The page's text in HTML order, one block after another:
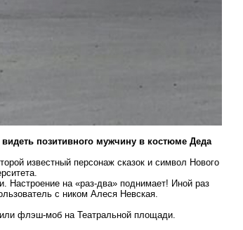
позитивного мужчину в костюме Деда
известный персонаж сказок и символ Нового
на «раз-два» поднимает! Иной раз
с ником Алеся Невская.
флэш-моб на Театральной площади.